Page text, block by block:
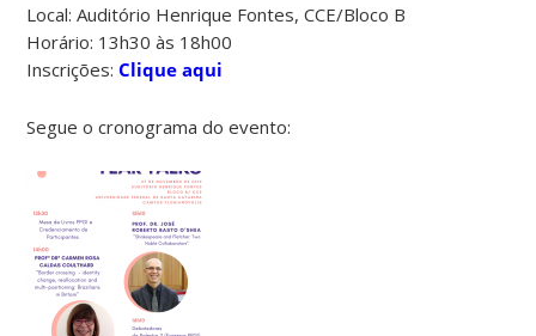
Local: Auditório Henrique Fontes, CCE/Bloco B
Horário: 13h30 às 18h00
Inscrições:Clique aqui
Segue o cronograma do evento: